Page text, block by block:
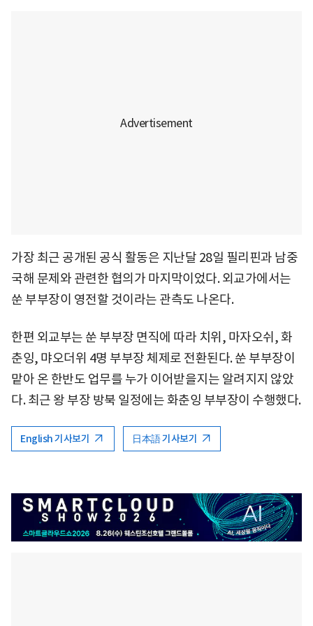
가장 최근 공개된 공식 활동은 지난달 28일 필리핀과 남중
국해 문제와 관련한 협의가 마지막이었다. 외교가에서는
쑨 부부장이 영전할 것이라는 관측도 나온다.
한편 외교부는 쑨 부부장 면직에 따라 치위, 마자오쉬, 화
춘잉, 먀오더위 4명 부부장 체제로 전환된다. 쑨 부부장이
맡아 온 한반도 업무를 누가 이어받을지는 알려지지 않았
다. 최근 왕 부장 방북 일정에는 화춘잉 부부장이 수행했다.
English 기사보기 日本語 기사보기